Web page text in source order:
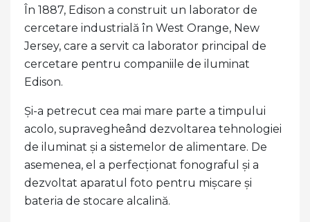
În 1887, Edison a construit un laborator de
cercetare industrială în West Orange, New
Jersey, care a servit ca laborator principal de
cercetare pentru companiile de iluminat
Edison.
Și-a petrecut cea mai mare parte a timpului
acolo, supravegheând dezvoltarea tehnologiei
de iluminat și a sistemelor de alimentare. De
asemenea, el a perfecționat fonograful și a
dezvoltat aparatul foto pentru mișcare și
bateria de stocare alcalină.